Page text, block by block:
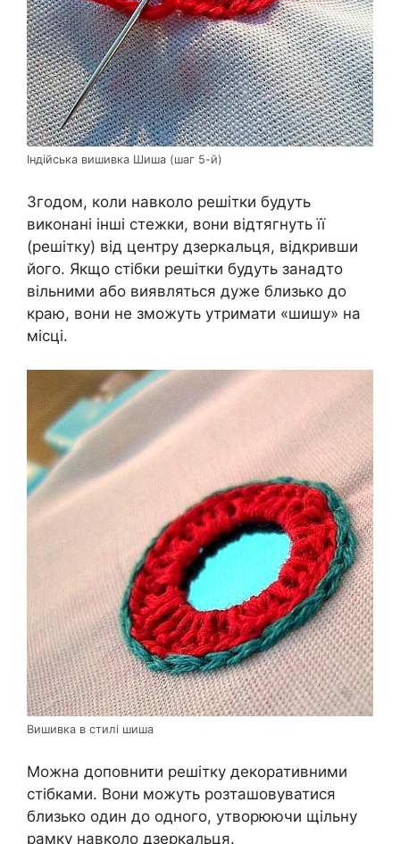
Індійська вишивка Шиша (шаг 5-й)
Згодом, коли навколо решітки будуть
виконані інші стежки, вони відтягнуть її
(решітку) від центру дзеркальця, відкривши
його. Якщо стібки решітки будуть занадто
вільними або виявляться дуже близько до
краю, вони не зможуть утримати «шишу» на
місці.
Вишивка в стилі шиша
Можна доповнити решітку декоративними
стібками. Вони можуть розташовуватися
близько один до одного, утворюючи щільну
рамку навколо дзеркальця.